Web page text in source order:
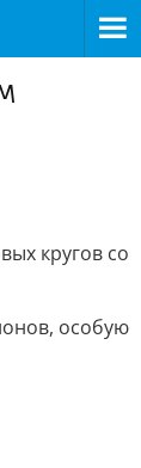
кругов со
особую